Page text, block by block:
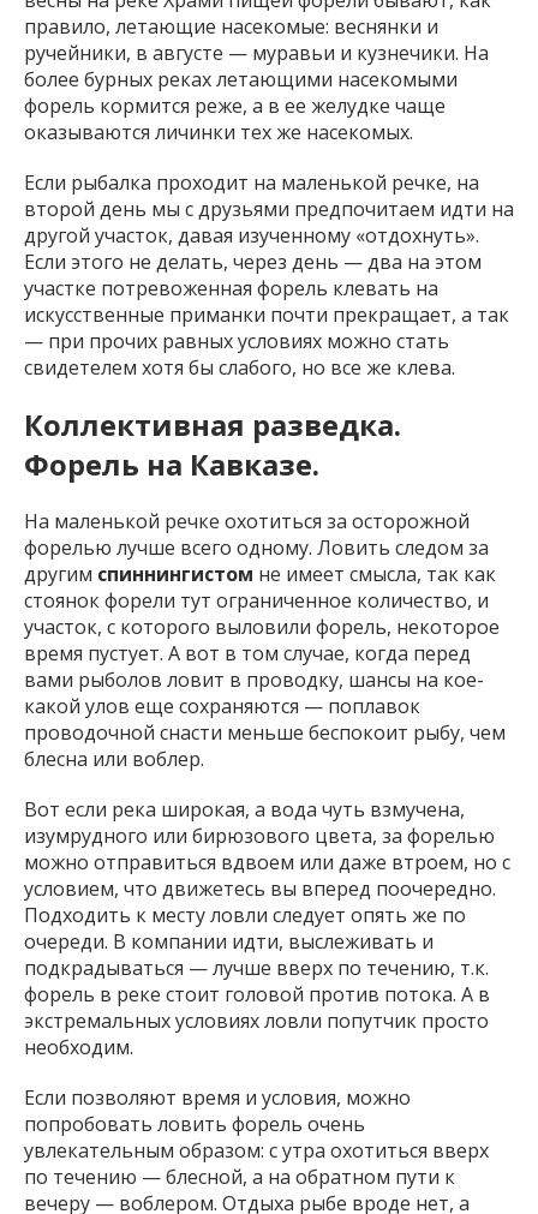
правило, летающие насекомые: веснянки и
ручейники, в августе — муравьи и кузнечики. На
более бурных реках летающими насекомыми
форель кормится реже, а в ее желудке чаще
оказываются личинки тех же насекомых.
Если рыбалка проходит на маленькой речке, на
второй день мы с друзьями предпочитаем идти на
другой участок, давая изученному «отдохнуть».
Если этого не делать, через день — два на этом
участке потревоженная форель клевать на
искусственные приманки почти прекращает, а так
— при прочих равных условиях можно стать
свидетелем хотя бы слабого, но все же клева.
Коллективная разведка.
Форель на Кавказе.
На маленькой речке охотиться за осторожной
форелью лучше всего одному. Ловить следом за
другим спиннингистом не имеет смысла, так как
стоянок форели тут ограниченное количество, и
участок, с которого выловили форель, некоторое
время пустует. А вот в том случае, когда перед
вами рыболов ловит в проводку, шансы на кое-
какой улов еще сохраняются — поплавок
проводочной снасти меньше беспокоит рыбу, чем
блесна или воблер.
Вот если река широкая, а вода чуть взмучена,
изумрудного или бирюзового цвета, за форелью
можно отправиться вдвоем или даже втроем, но с
условием, что движетесь вы вперед поочередно.
Подходить к месту ловли следует опять же по
очереди. В компании идти, выслеживать и
подкрадываться — лучше вверх по течению, т.к.
форель в реке стоит головой против потока. А в
экстремальных условиях ловли попутчик просто
необходим.
Если позволяют время и условия, можно
попробовать ловить форель очень
увлекательным образом: с утра охотиться вверх
по течению — блесной, а на обратном пути к
вечеру — воблером. Отдыха рыбе вроде нет, а